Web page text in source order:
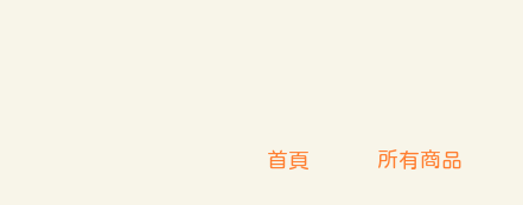
首頁 所有商品